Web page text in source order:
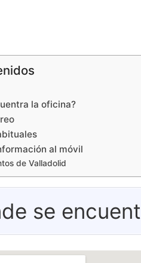
la oficina?
al móvil
de Valladolid
se